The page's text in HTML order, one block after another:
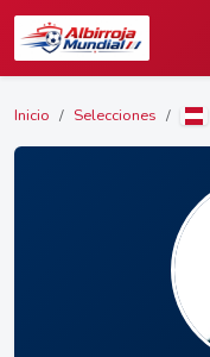
Inicio Selecciones